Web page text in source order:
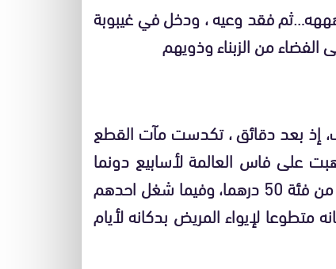
فقد وعيه ، ودخل في غيبوبة
من الزبناء وذويهم
إذ بعد دقائق ، تكدست مآت القطع
هبت على فاس العالمة لأسابيع دونما
مطر بعشرات الأوراق النقدية من فئة 20درهما..ومثلها من فئة 50 درهما، وفيما شغل احدهم
متطوعا لإيواء المريض بدكانه لأيام